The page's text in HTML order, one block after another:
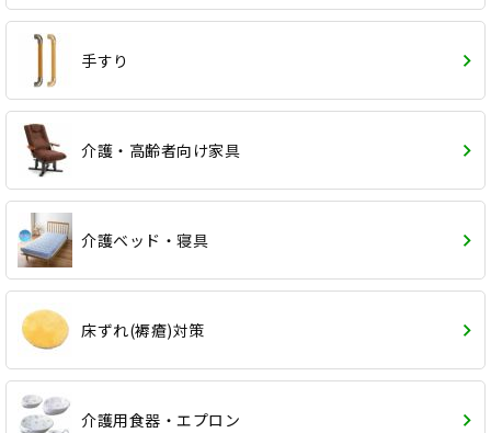
手すり
介護・高齢者向け家具
介護ベッド・寝具
床ずれ(褥瘡)対策
介護用食器・エプロン